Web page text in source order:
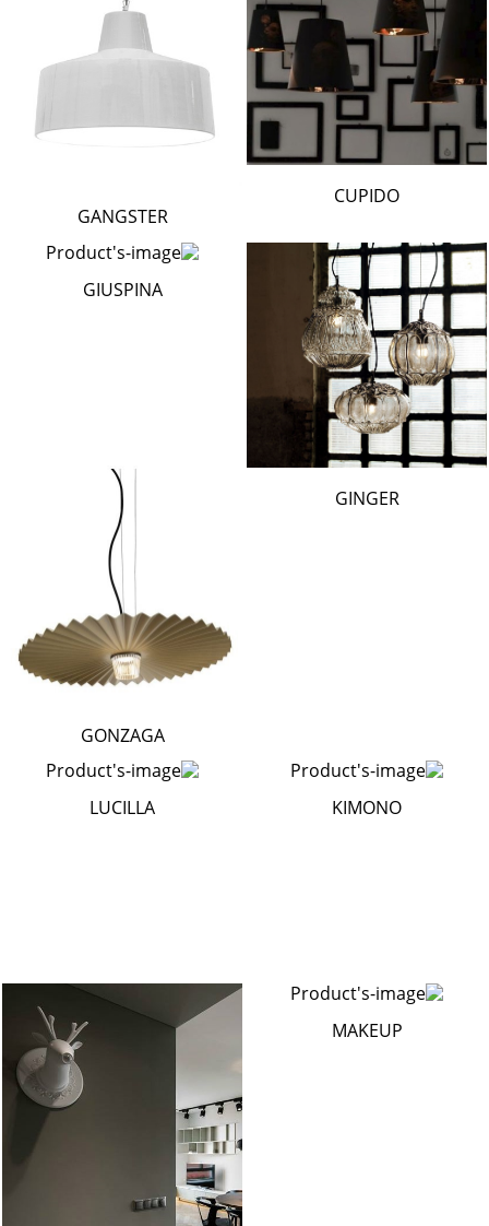
CUPIDO
GANGSTER
GINGER
GIUSPINA
GONZAGA
KIMONO
LUCILLA
MAKEUP